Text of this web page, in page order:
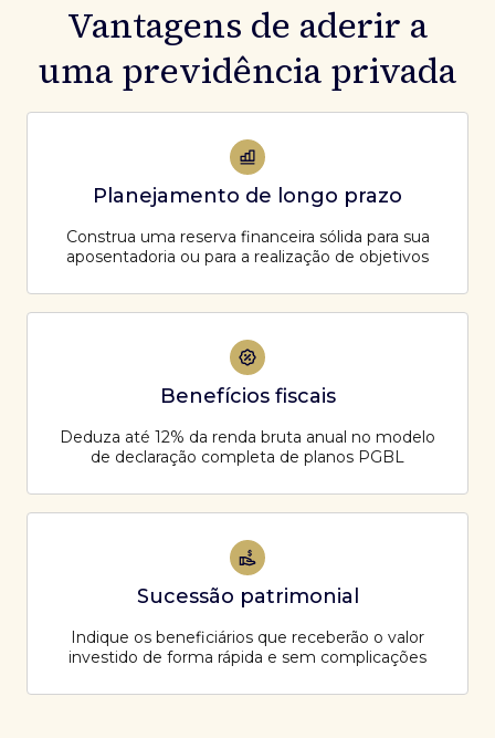
Vantagens de aderir a
uma previdência privada
Planejamento de longo prazo
Construa uma reserva financeira sólida para sua
aposentadoria ou para a realização de objetivos
Benefícios fiscais
Deduza até 12% da renda bruta anual no modelo
de declaração completa de planos PGBL
Sucessão patrimonial
Indique os beneficiários que receberão o valor
investido de forma rápida e sem complicações